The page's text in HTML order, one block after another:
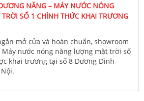
NĂNG – MÁY NƯỚC NÓNG
SỐ 1 CHÍNH THỨC KHAI TRƯƠNG
mở cửa và hoàn chuẩn, showroom
Máy nước nóng năng lượng mặt trời số
khai trương tại số 8 Dương Đình